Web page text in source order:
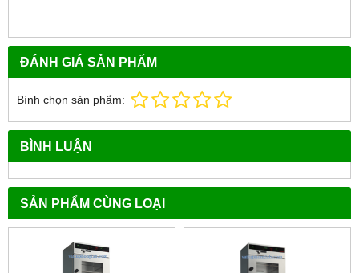
ĐÁNH GIÁ SẢN PHẨM
Bình chọn sản phẩm:
BÌNH LUẬN
SẢN PHẨM CÙNG LOẠI